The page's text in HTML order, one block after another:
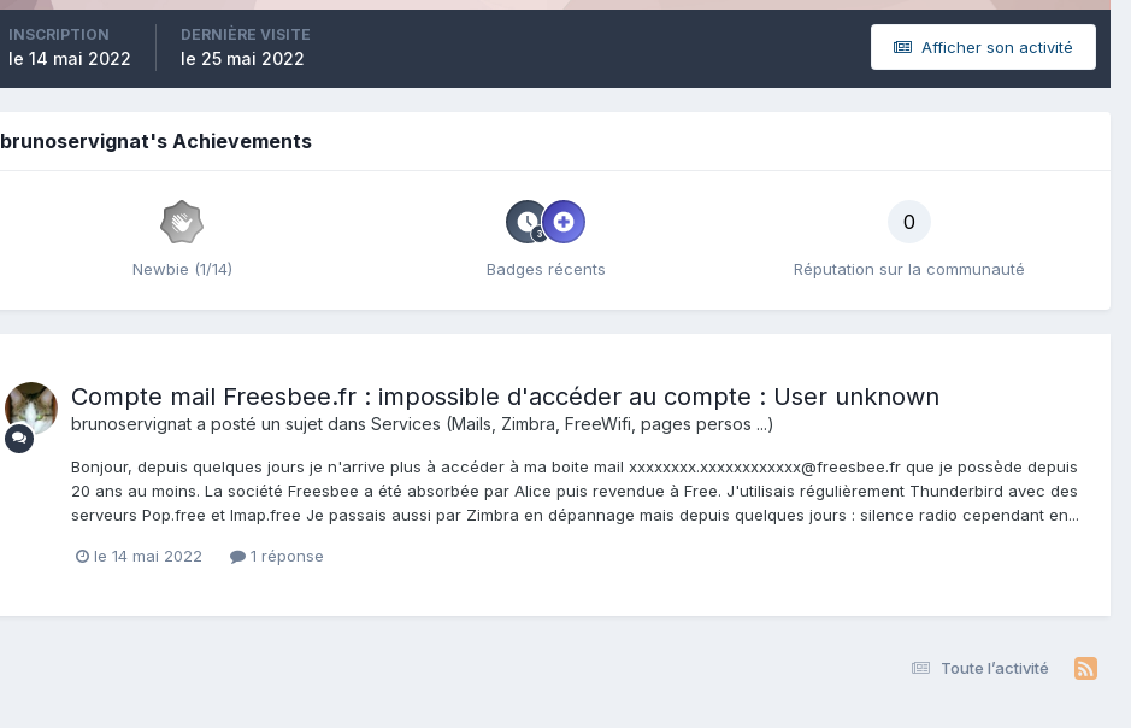
Afficher son activité
INSCRIPTION
le 14 mai 2022
DERNIÈRE VISITE
le 25 mai 2022
brunoservignat's Achievements
Newbie (1/14) Badges récents
0
Réputation sur la communauté
Compte mail Freesbee.fr : impossible d'accéder au compte : User unknown
brunoservignat a posté un sujet dans Services (Mails, Zimbra, FreeWifi, pages persos ...)
Bonjour, depuis quelques jours je n'arrive plus à accéder à ma boite mail xxxxxxxx.xxxxxxxxxxxx@freesbee.fr que je possède depuis
20 ans au moins. La société Freesbee a été absorbée par Alice puis revendue à Free. J'utilisais régulièrement Thunderbird avec des
serveurs Pop.free et Imap.free Je passais aussi par Zimbra en dépannage mais depuis quelques jours : silence radio cependant en...
le 14 mai 2022 1 réponse
Toute l’activité